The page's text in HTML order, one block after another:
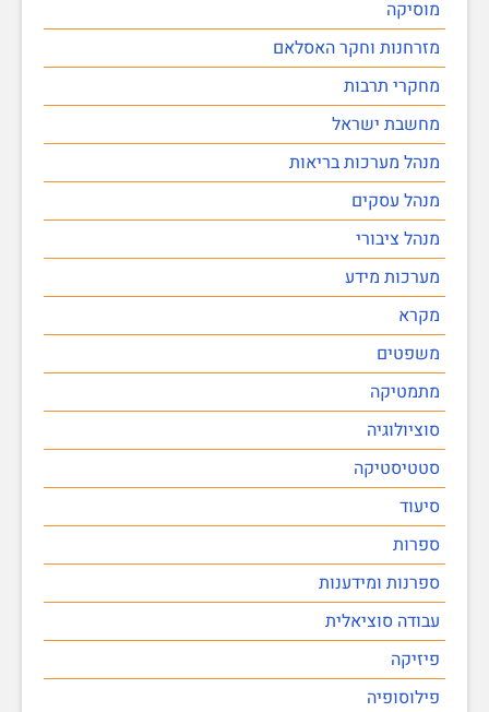
מוסיקה
מזרחנות וחקר האסלאם
מחקרי תרבות
מחשבת ישראל
מנהל מערכות בריאות
מנהל עסקים
מנהל ציבורי
מערכות מידע
מקרא
משפטים
מתמטיקה
סוציולוגיה
סטטיסטיקה
סיעוד
ספרות
ספרנות ומידענות
עבודה סוציאלית
פיזיקה
פילוסופיה